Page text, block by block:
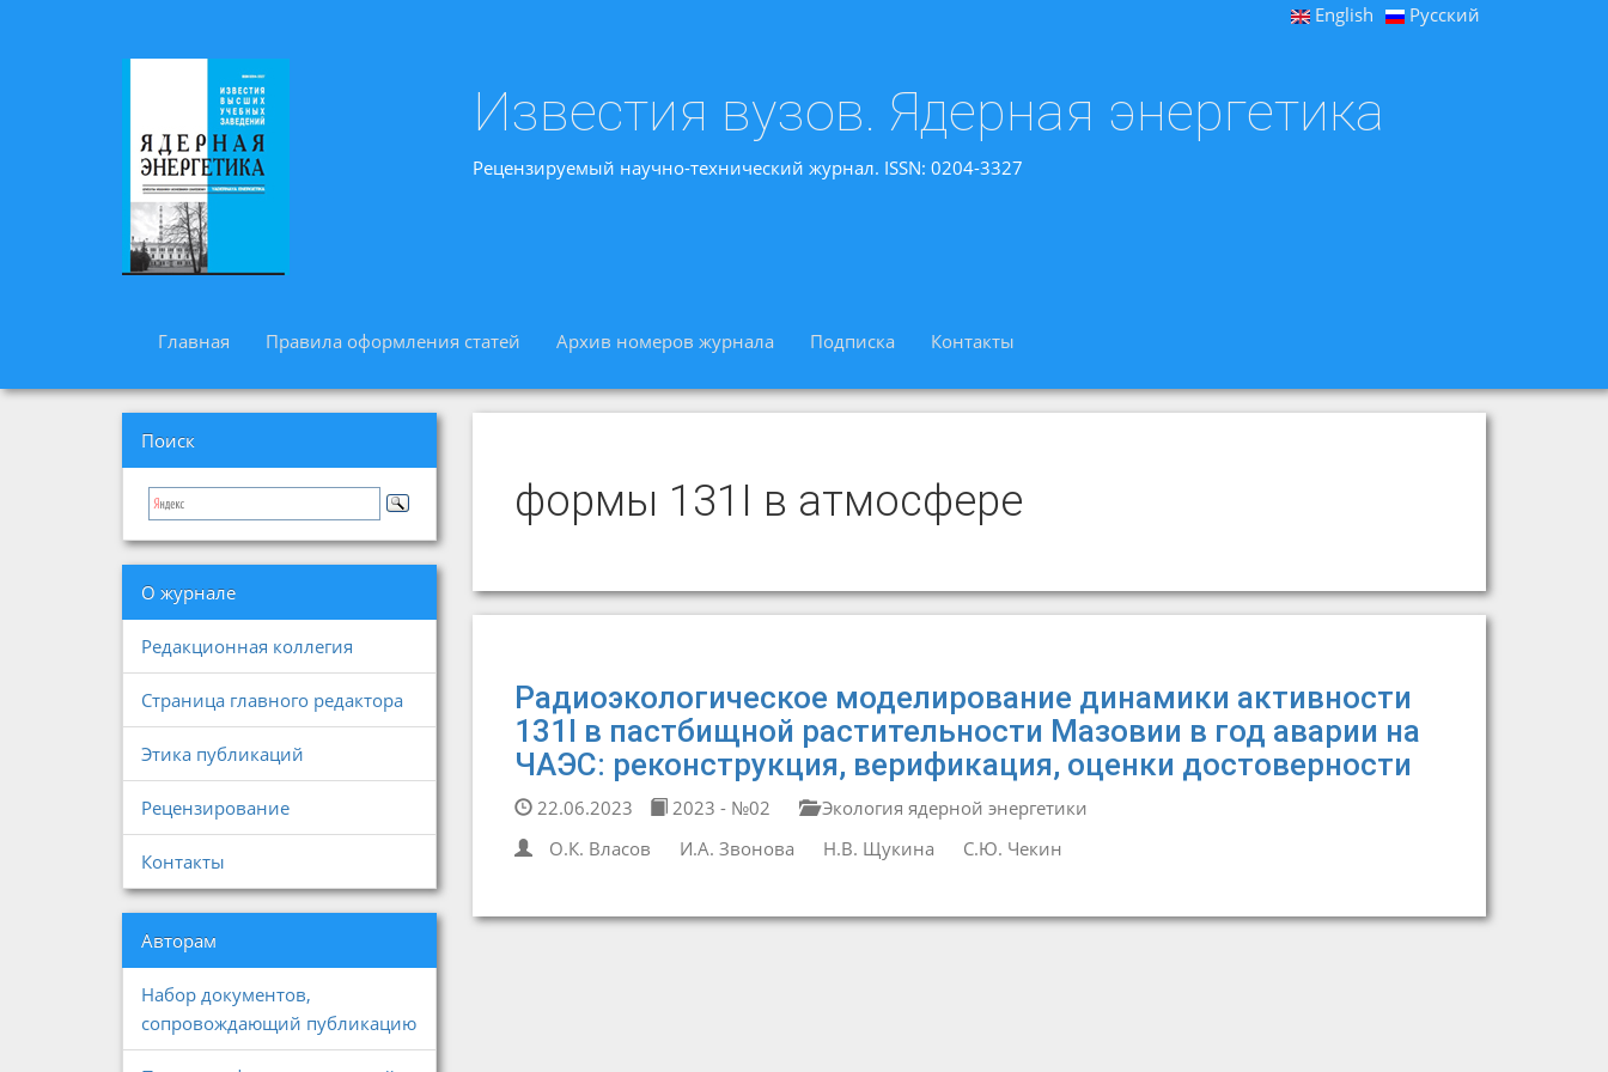
English Русский
Известия вузов. Ядерная энергетика
Рецензируемый научно-технический журнал. ISSN: 0204-3327
Главная Правила оформления статей Архив номеров журнала Подписка Контакты
Поиск
О журнале
Редакционная коллегия
Страница главного редактора
Этика публикаций
Рецензирование
Контакты
Авторам
Набор документов,
сопровождающий публикацию
формы 131I в атмосфере
Радиоэкологическое моделирование динамики активности
131I в пастбищной растительности Мазовии в год аварии на
ЧАЭС: реконструкция, верификация, оценки достоверности
22.06.2023 2023 - №02
Экология ядерной энергетики
О.К. Власов
И.А. Звонова Н.В. Щукина С.Ю. Чекин